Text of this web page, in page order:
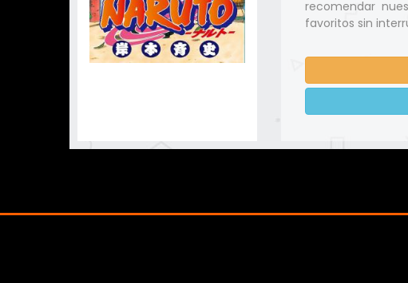
recomendar
favoritos sin